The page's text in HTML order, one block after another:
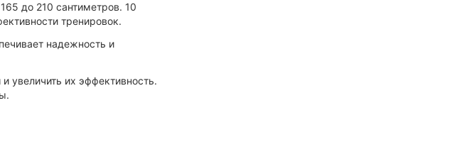
до 210 сантиметров. 10
тренировок.
надежность и
увеличить их эффективность.